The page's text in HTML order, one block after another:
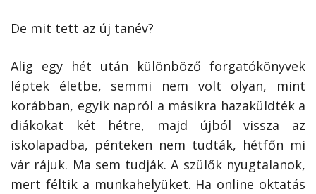
De mit tett az új tanév?
Alig egy hét után különböző forgatókönyvek
léptek életbe, semmi nem volt olyan, mint
korábban, egyik napról a másikra hazaküldték a
diákokat két hétre, majd újból vissza az
iskolapadba, pénteken nem tudták, hétfőn mi
vár rájuk. Ma sem tudják. A szülők nyugtalanok,
mert féltik a munkahelyüket. Ha online oktatás